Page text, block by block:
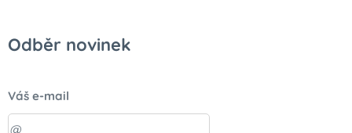
Odběr novinek
Váš e-mail